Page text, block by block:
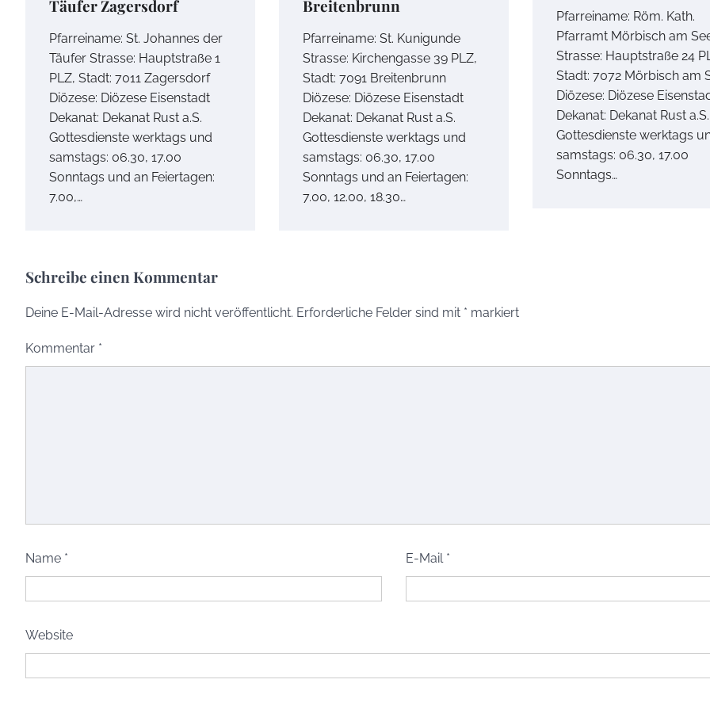
Täufer Zagersdorf
Pfarreiname: St. Johannes der
Täufer Strasse: Hauptstraße 1
PLZ, Stadt: 7011 Zagersdorf
Diözese: Diözese Eisenstadt
Dekanat: Dekanat Rust a.S.
Gottesdienste werktags und
samstags: 06.30, 17.00
Sonntags und an Feiertagen:
7.00,…
Breitenbrunn
Pfarreiname: St. Kunigunde
Strasse: Kirchengasse 39 PLZ,
Stadt: 7091 Breitenbrunn
Diözese: Diözese Eisenstadt
Dekanat: Dekanat Rust a.S.
Gottesdienste werktags und
samstags: 06.30, 17.00
Sonntags und an Feiertagen:
7.00, 12.00, 18.30…
Pfarreiname: Röm. Kath.
Pfarramt Mörbisch am
Strasse: Hauptstraße 24
Stadt: 7072 Mörbisch am
Diözese: Diözese
Dekanat: Dekanat Rust a.S.
Gottesdienste werktags
samstags: 06.30, 17.00
Sonntags…
Schreibe einen Kommentar
Deine E-Mail-Adresse wird nicht veröffentlicht. Erforderliche Felder sind mit * markiert
Kommentar *
Name * E-Mail *
Website